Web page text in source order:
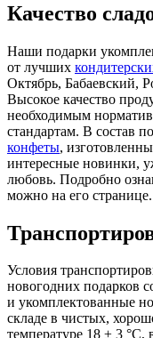
Качество
Наши подарки
от лучших
Октябрь, Бабаевский,
Высокое качество
необходимым
стандартам. В состав
конфеты,
интересные новинки,
любовь. Подробно
можно на его странице.
Условия
новогодних подарков
и укомплектованные
складе в чистых,
температуре 18 ± 3 °С,